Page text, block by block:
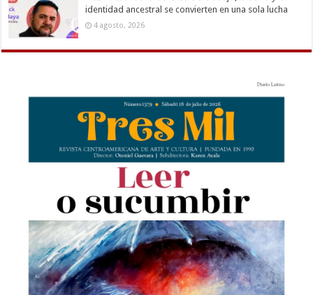
identidad ancestral se convierten en una sola lucha
4 agosto, 2026